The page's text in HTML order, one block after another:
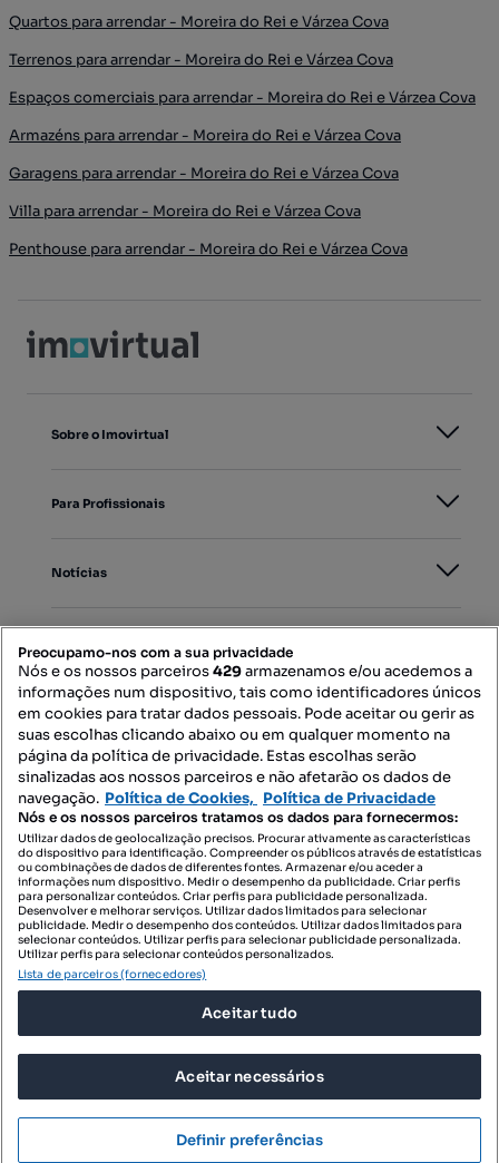
Quartos para arrendar - Moreira do Rei e Várzea Cova
Terrenos para arrendar - Moreira do Rei e Várzea Cova
Espaços comerciais para arrendar - Moreira do Rei e Várzea Cova
Armazéns para arrendar - Moreira do Rei e Várzea Cova
Garagens para arrendar - Moreira do Rei e Várzea Cova
Villa para arrendar - Moreira do Rei e Várzea Cova
Penthouse para arrendar - Moreira do Rei e Várzea Cova
Sobre o Imovirtual
Para Profissionais
Notícias
Mapa do Site
Contacte-nos
SIGA-NOS:
DESCARREGAR NA:
© 2026 Imovirtual.com, OLX Portugal, S.A.
TERMOS DE UTILIZAÇÃO
POLÍTICA DE PRIVACIDADE
Preocupamo-nos com a sua privacidade
Nós e os nossos parceiros429armazenamos e/ou acedemos a
informações num dispositivo, tais como identificadores únicos
em cookies para tratar dados pessoais. Pode aceitar ou gerir as
suas escolhas clicando abaixo ou em qualquer momento na
página da política de privacidade. Estas escolhas serão
sinalizadas aos nossos parceiros e não afetarão os dados de
navegação. Política de Cookies, Política de Privacidade
Nós e os nossos parceiros tratamos os dados para fornecermos:
Utilizar dados de geolocalização precisos. Procurar ativamente as características
do dispositivo para identificação. Compreender os públicos através de estatísticas
ou combinações de dados de diferentes fontes. Armazenar e/ou aceder a
informações num dispositivo. Medir o desempenho da publicidade. Criar perfis
para personalizar conteúdos. Criar perfis para publicidade personalizada.
Desenvolver e melhorar serviços. Utilizar dados limitados para selecionar
publicidade. Medir o desempenho dos conteúdos. Utilizar dados limitados para
selecionar conteúdos. Utilizar perfis para selecionar publicidade personalizada.
Utilizar perfis para selecionar conteúdos personalizados.
Lista de parceiros (fornecedores)
Aceitar tudo
Aceitar necessários
Definir preferências